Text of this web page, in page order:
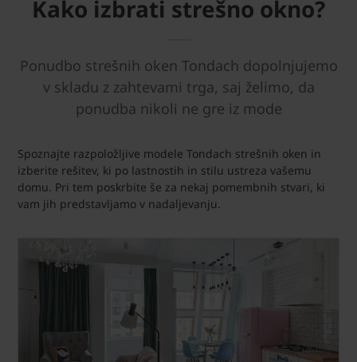
Kako izbrati strešno okno?
Ponudbo strešnih oken Tondach dopolnjujemo
v skladu z zahtevami trga, saj želimo, da
ponudba nikoli ne gre iz mode
Spoznajte razpoložljive modele Tondach strešnih oken in
izberite rešitev, ki po lastnostih in stilu ustreza vašemu
domu. Pri tem poskrbite še za nekaj pomembnih stvari, ki
vam jih predstavljamo v nadaljevanju.